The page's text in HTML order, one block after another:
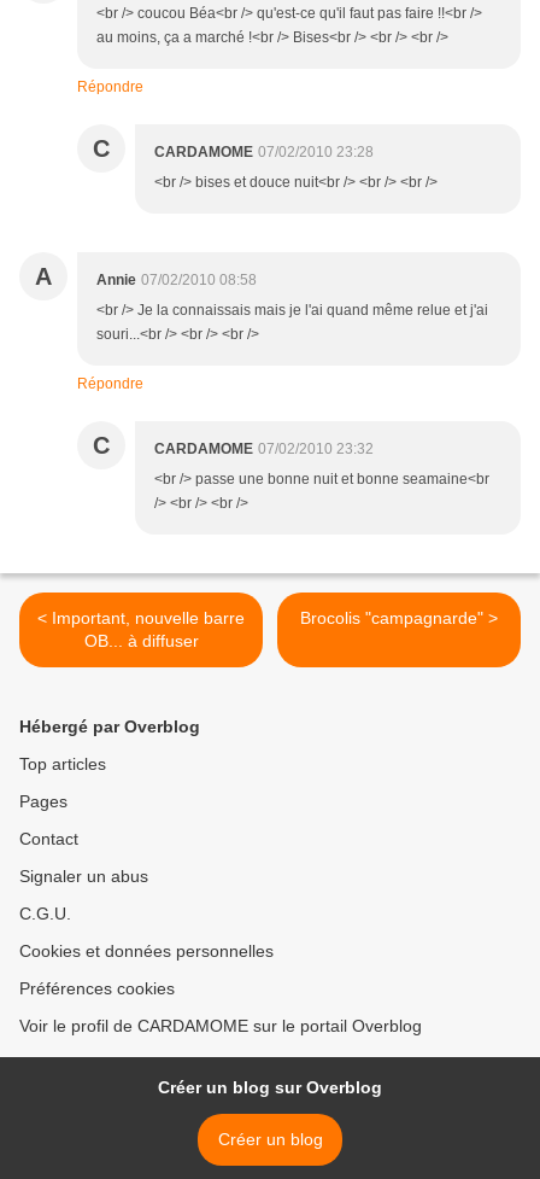
<br /> coucou Béa<br /> qu'est-ce qu'il faut pas faire !!<br />
au moins, ça a marché !<br /> Bises<br /> <br /> <br />
Répondre
C CARDAMOME 07/02/2010 23:28
<br /> bises et douce nuit<br /> <br /> <br />
A Annie 07/02/2010 08:58
<br /> Je la connaissais mais je l'ai quand même relue et j'ai
souri...<br /> <br /> <br />
Répondre
C CARDAMOME 07/02/2010 23:32
<br /> passe une bonne nuit et bonne seamaine<br
/> <br /> <br />
< Important, nouvelle barre
OB... à diffuser
Brocolis "campagnarde" >
Hébergé par Overblog
Top articles
Pages
Contact
Signaler un abus
C.G.U.
Cookies et données personnelles
Préférences cookies
Voir le profil de CARDAMOME sur le portail Overblog
Créer un blog sur Overblog
Créer un blog